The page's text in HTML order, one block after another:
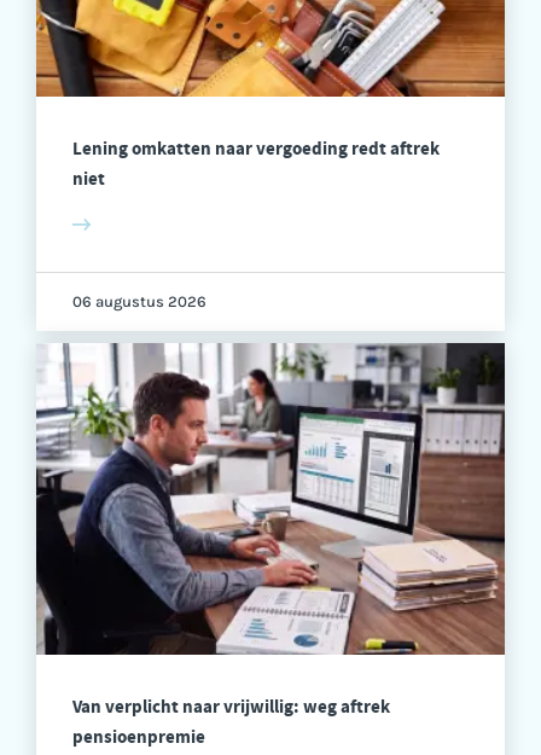
Lening omkatten naar vergoeding redt aftrek
niet
06 augustus 2026
Van verplicht naar vrijwillig: weg aftrek
pensioenpremie